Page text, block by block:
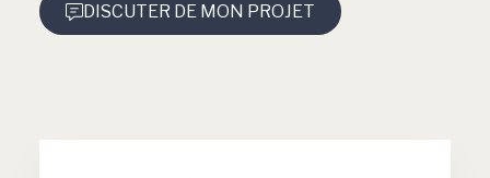
DISCUTER DE MON PROJET